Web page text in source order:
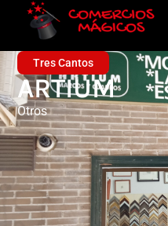
Tres Cantos
ARTIUM
Otros